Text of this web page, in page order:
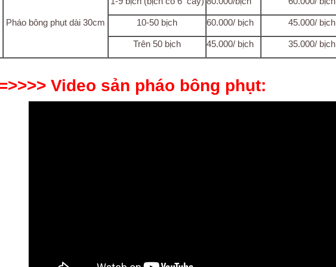
Pháo bông phụt dài 30cm 10-50 bịch 60.000/ bịch 45.000/ bịch
Trên 50 bịch 45.000/ bịch 35.000/ bịch
Video sản pháo bông phụt: